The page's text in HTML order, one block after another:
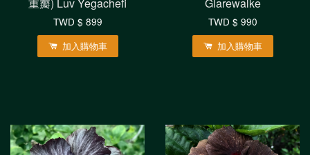
TWD $ 899
加入購物車
TWD $ 990
加入購物車